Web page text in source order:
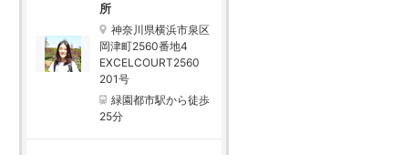
所
神奈川県横浜市泉区
岡津町2560番地4
EXCELCOURT2560
201号
緑園都市駅から徒歩
25分